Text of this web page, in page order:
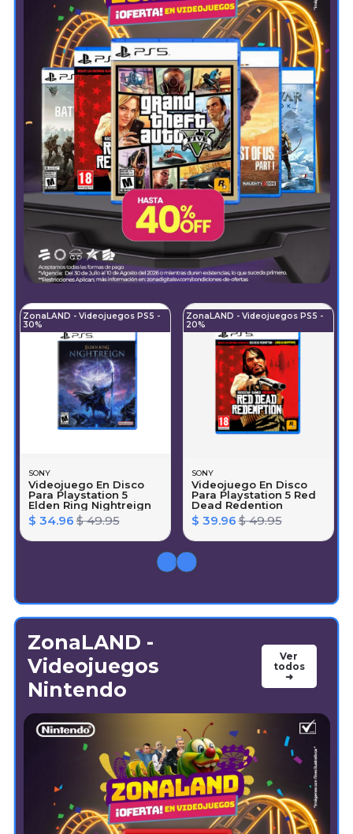
ZonaLAND - Videojuegos PS5 -
30%
SONY
Videojuego En Disco
Para Playstation 5
Elden Ring Nightreign
$ 34.96$ 49.95
ZonaLAND - Videojuegos PS5 -
20%
SONY
Videojuego En Disco
Para Playstation 5 Red
Dead Redention
$ 39.96$ 49.95
ZonaLAND -
Videojuegos
Nintendo
Ver
todos
➜